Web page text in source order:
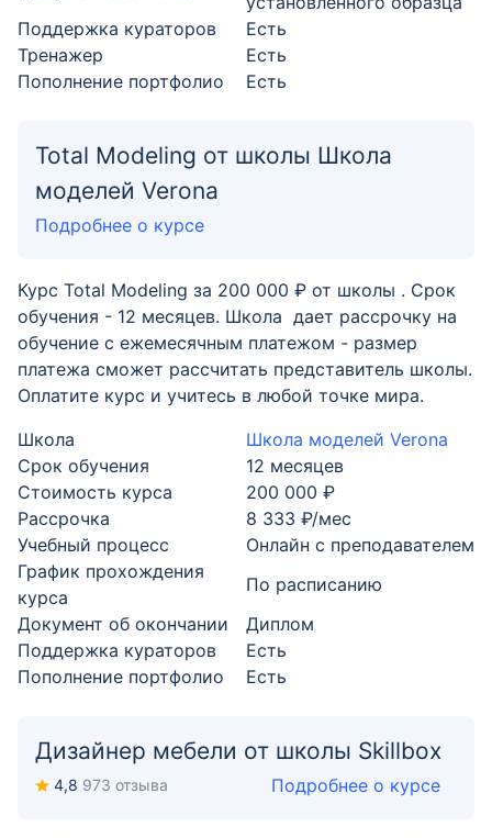
Поддержка кураторов
Есть
Тренажер
Есть
Пополнение портфолио
Есть
Total Modeling от школы Школа
моделей Verona
Подробнее о курсе
Курс Total Modeling за 200 000 ₽ от школы . Срок
обучения - 12 месяцев. Школа дает рассрочку на
обучение с ежемесячным платежом - размер
платежа сможет рассчитать представитель школы.
Оплатите курс и учитесь в любой точке мира.
Школа
Школа моделей Verona
Срок обучения
12 месяцев
Стоимость курса
200 000 ₽
Рассрочка
8 333 ₽/мес
Учебный процесс
Онлайн с преподавателем
График прохождения
курса
По расписанию
Документ об окончании
Диплом
Поддержка кураторов
Есть
Пополнение портфолио
Есть
Дизайнер мебели от школы Skillbox
4,8 973 отзыва Подробнее о курсе